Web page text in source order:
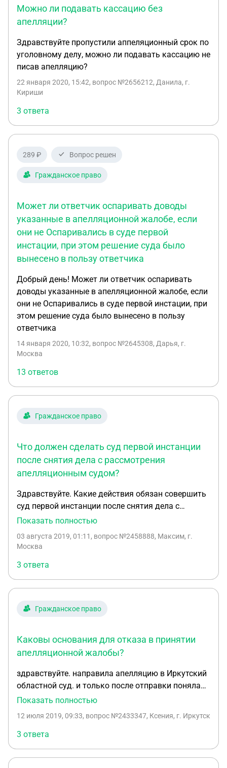
Можно ли подавать кассацию без
апелляции?
Здравствуйте пропустили аппеляционный срок по
уголовному делу, можно ли подавать кассацию не
писав апелляцию?
22 января 2020, 15:42, вопрос №2656212, Данила, г.
Кириши
3 ответа
289 ₽ Вопрос решен
Гражданское право
Может ли ответчик оспаривать доводы
указанные в апелляционной жалобе, если
они не Оспаривались в суде первой
инстации, при этом решение суда было
вынесено в пользу ответчика
Добрый день! Может ли ответчик оспаривать
доводы указанные в апелляционной жалобе, если
они не Оспаривались в суде первой инстации, при
этом решение суда было вынесено в пользу
ответчика
14 января 2020, 10:32, вопрос №2645308, Дарья, г.
Москва
13 ответов
Гражданское право
Что должен сделать суд первой инстанции
после снятия дела с рассмотрения
апелляционным судом?
Здравствуйте. Какие действия обязан совершить
суд первой инстанции после снятия дела с
рассмотрения по ст. 201 ГПК РФ судом
новую апелляционную жалобу для того, чтобы
апелляционной инстанции после снятия дела по
указанному основанию?
Показать полностью
03 августа 2019, 01:11 , вопрос №2458888, Максим, г.
Москва
3 ответа
Гражданское право
Каковы основания для отказа в принятии
апелляционной жалобы?
здравствуйте. направила апелляцию в Иркутский
областной суд. и только после отправки поняла
что в просительной части ошибочно указала
решение отменить.дату решения указала
правильно. по тексту номер дела указан.
послужит ли такая ошибка основанием для
отказа? как исправить ошибку, какое заявление
Показать полностью
12 июля 2019, 09:33, вопрос №2433347, Ксения, г. Иркутск
3 ответа